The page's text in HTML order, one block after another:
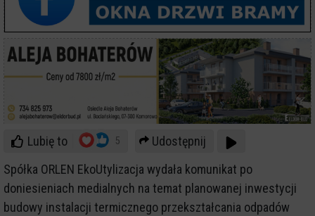
Lubię to 5
Udostępnij
Spółka ORLEN EkoUtylizacja wydała komunikat po
doniesieniach medialnych na temat planowanej inwestycji
budowy instalacji termicznego przekształcania odpadów